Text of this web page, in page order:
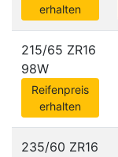
erhalten
215/65 ZR16
98W
Reifenpreis
erhalten
235/60 ZR16